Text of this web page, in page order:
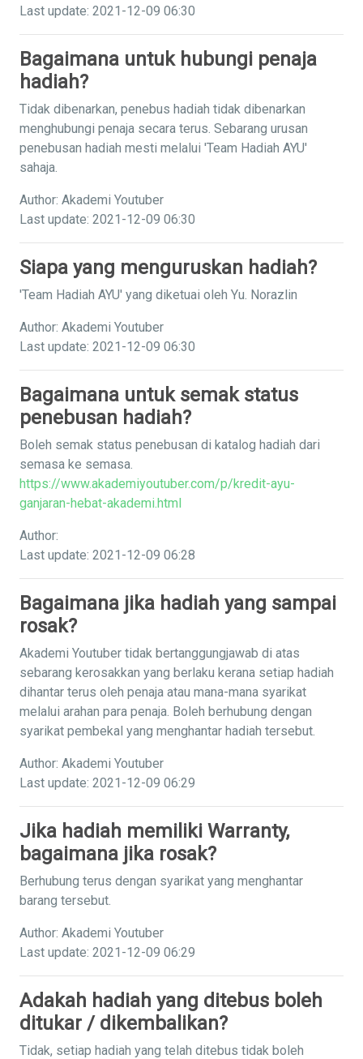
Last update: 2021-12-09 06:30
Bagaimana untuk hubungi penaja
hadiah?
Tidak dibenarkan, penebus hadiah tidak dibenarkan
menghubungi penaja secara terus. Sebarang urusan
penebusan hadiah mesti melalui 'Team Hadiah AYU'
sahaja.
Author: Akademi Youtuber
Last update: 2021-12-09 06:30
Siapa yang menguruskan hadiah?
'Team Hadiah AYU' yang diketuai oleh Yu. Norazlin
Author: Akademi Youtuber
Last update: 2021-12-09 06:30
Bagaimana untuk semak status
penebusan hadiah?
Boleh semak status penebusan di katalog hadiah dari
semasa ke semasa.
https://www.akademiyoutuber.com/p/kredit-ayu-
ganjaran-hebat-akademi.html
Author:
Last update: 2021-12-09 06:28
Bagaimana jika hadiah yang sampai
rosak?
Akademi Youtuber tidak bertanggungjawab di atas
sebarang kerosakkan yang berlaku kerana setiap hadiah
dihantar terus oleh penaja atau mana-mana syarikat
melalui arahan para penaja. Boleh berhubung dengan
syarikat pembekal yang menghantar hadiah tersebut.
Author: Akademi Youtuber
Last update: 2021-12-09 06:29
Jika hadiah memiliki Warranty,
bagaimana jika rosak?
Berhubung terus dengan syarikat yang menghantar
barang tersebut.
Author: Akademi Youtuber
Last update: 2021-12-09 06:29
Adakah hadiah yang ditebus boleh
ditukar / dikembalikan?
Tidak, setiap hadiah yang telah ditebus tidak boleh